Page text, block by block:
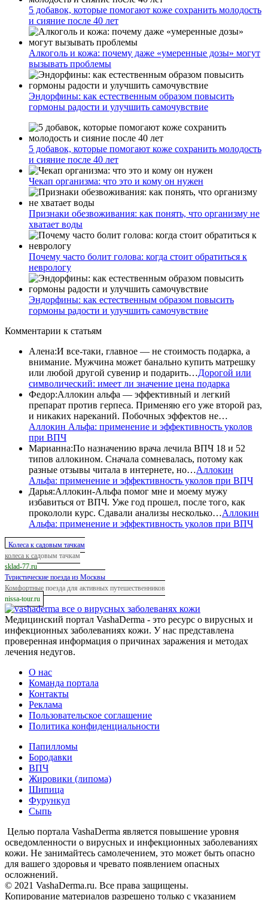
5 добавок, которые помогают коже сохранить молодость
и сияние после 40 лет
Алкоголь и кожа: почему даже «умеренные дозы» могут
вызывать проблемы
Эндорфины: как естественным образом повысить
гормоны радости и улучшить самочувствие
5 добавок, которые помогают коже сохранить молодость
и сияние после 40 лет
Чекап организма: что это и кому он нужен
Признаки обезвоживания: как понять, что организму не
хватает воды
Почему часто болит голова: когда стоит обратиться к
неврологу
Эндорфины: как естественным образом повысить
гормоны радости и улучшить самочувствие
Комментарии к статьям
Алена:И все-таки, главное — не стоимость подарка, а
внимание. Мужчина может банально купить матрешку
или любой другой сувенир и подарить…Дорогой или
символический: имеет ли значение цена подарка
Федор:Аллокин альфа — эффективный и легкий
препарат против герпеса. Применяю его уже второй раз,
и никаких нареканий. Побочных эффектов не…
Аллокин Альфа: применение и эффективность уколов
при ВПЧ
Марианна:По назначению врача лечила ВПЧ 18 и 52
типов аллокином. Сначала сомневалась, потому как
разные отзывы читала в интернете, но…Аллокин
Альфа: применение и эффективность уколов при ВПЧ
Дарья:Аллокин-Альфа помог мне и моему мужу
избавиться от ВПЧ. Уже год прошел, после того, как
прокололи курс. Сдавали анализы несколько…Аллокин
Альфа: применение и эффективность уколов при ВПЧ
Колеса к садовым тачкам
колеса к садовым тачкам
sklad-77.ru
Туристические поезда из Москвы
Комфортные поезда для активных путешественников
nissa-tour.ru
все о вирусных заболеванях кожи
Медицинский портал VashaDerma - это ресурс о вирусных и
инфекционных заболеваниях кожи. У нас представлена
проверенная информация о причинах заражения и методах
лечения недугов.
О нас
Команда портала
Контакты
Реклама
Пользовательское соглашение
Политика конфиденциальности
Папилломы
Бородавки
ВПЧ
Жировики (липома)
Шипица
Фурункул
Сыпь
Целью портала VashaDerma является повышение уровня
осведомленности о вирусных и инфекционных заболеваниях
кожи. Не занимайтесь самолечением, это может быть опасно
для вашего здоровья и чревато появлением опасных
осложнений.
© 2021 VashaDerma.ru. Все права защищены.
Копирование материалов разрешено только с указанием